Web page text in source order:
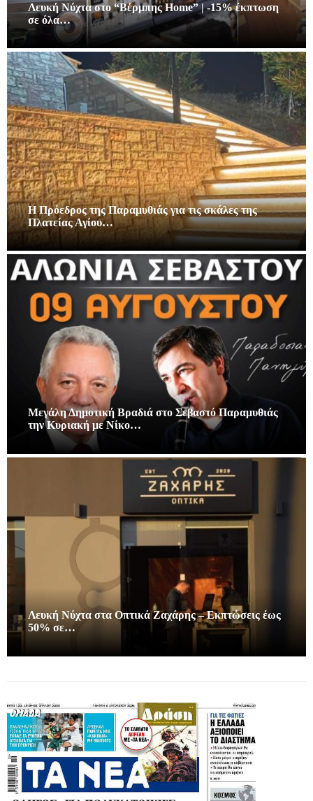
Λευκή Νύχτα στο “Βέρμπης Home” | -15% έκπτωση
σε όλα…
Η Πρόεδρος της Παραμυθιάς για τις σκάλες της
Πλατείας Αγίου…
Μεγάλη Δημοτική Βραδιά στο Σεβαστό Παραμυθιάς
την Κυριακή με Νίκο…
Λευκή Νύχτα στα Οπτικά Ζαχάρης – Εκπτώσεις έως
50% σε…